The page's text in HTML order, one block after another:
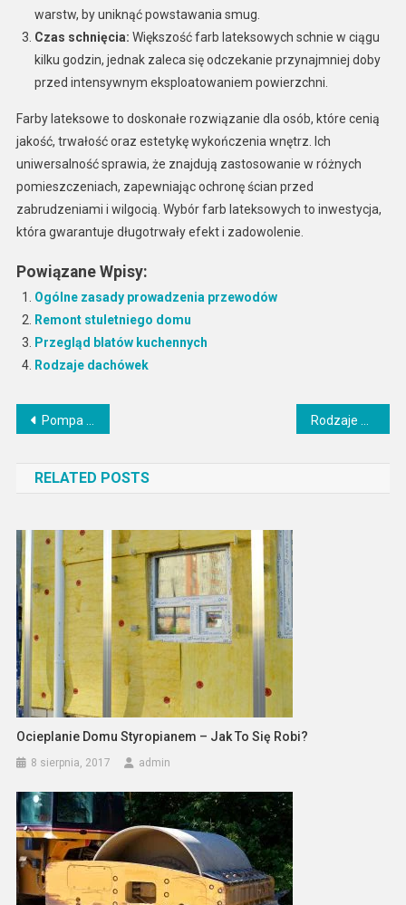
warstw, by uniknąć powstawania smug.
Czas schnięcia: Większość farb lateksowych schnie w ciągu
kilku godzin, jednak zaleca się odczekanie przynajmniej doby
przed intensywnym eksploatowaniem powierzchni.
Farby lateksowe to doskonałe rozwiązanie dla osób, które cenią
jakość, trwałość oraz estetykę wykończenia wnętrz. Ich
uniwersalność sprawia, że znajdują zastosowanie w różnych
pomieszczeniach, zapewniając ochronę ścian przed
zabrudzeniami i wilgocią. Wybór farb lateksowych to inwestycja,
która gwarantuje długotrwały efekt i zadowolenie.
Powiązane Wpisy:
Ogólne zasady prowadzenia przewodów
Remont stuletniego domu
Przegląd blatów kuchennych
Rodzaje dachówek
Nawigacja
Pompa ciepła marki, koszty i opłacalność instalacji.
RELATED POSTS
Ocieplanie Domu Styropianem – Jak To Się Robi?
8 sierpnia, 2017 admin